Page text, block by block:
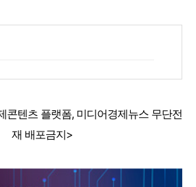
텐츠 플랫폼, 미디어경제뉴스 무단전
재 배포금지>